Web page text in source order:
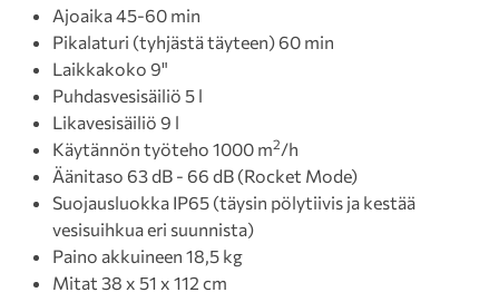
Ajoaika 45-60 min
Pikalaturi (tyhjästä täyteen) 60 min
Laikkakoko 9"
Puhdasvesisäiliö 5 l
Likavesisäiliö 9 l
Käytännön työteho 1000 m2/h
Äänitaso 63 dB - 66 dB (Rocket Mode)
Suojausluokka IP65 (täysin pölytiivis ja kestää
vesisuihkua eri suunnista)
Paino akkuineen 18,5 kg
Mitat 38 x 51 x 112 cm